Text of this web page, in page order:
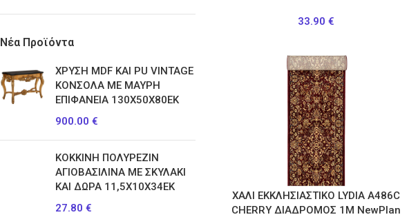
Νέα Προϊόντα
ΧΡΥΣΗ MDF ΚΑΙ PU VINTAGE
ΚΟΝΣΟΛΑ ΜΕ ΜΑΥΡΗ
ΕΠΙΦΑΝΕΙΑ 130Χ50Χ80ΕΚ
900.00 €
ΚΟΚΚΙΝΗ ΠΟΛΥΡΕΖΙΝ
ΑΓΙΟΒΑΣΙΛΙΝΑ ΜΕ ΣΚΥΛΑΚΙ
ΚΑΙ ΔΩΡΑ 11,5Χ10Χ34ΕΚ
27.80 €
33.90€
ΧΑΛΙ ΕΚΚΛΗΣΙΑΣΤΙΚΟ LYDIA A486C
CHERRY ΔΙΑΔΡΟΜΟΣ 1Μ NewPlan